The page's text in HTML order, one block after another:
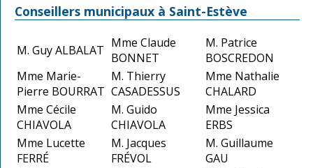
Conseillers municipaux à Saint-Estève
M. Guy ALBALAT Mme Claude
BONNET
M. Patrice
BOSCREDON
Mme Marie-
Pierre BOURRAT
M. Thierry
CASADESSUS
Mme Nathalie
CHALARD
Mme Cécile
CHIAVOLA
M. Guido
CHIAVOLA
Mme Jessica
ERBS
Mme Lucette
FERRÉ
M. Jacques
FRÉVOL
M. Guillaume
GAU